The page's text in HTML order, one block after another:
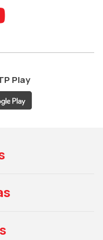
ao ao
Aceder
Play